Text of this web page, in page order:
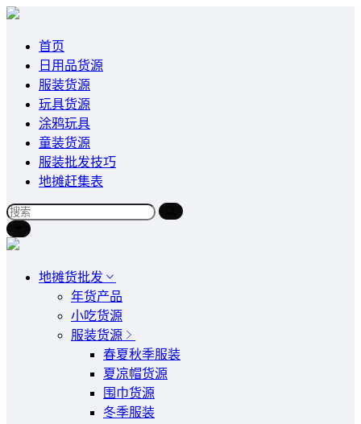
首页
日用品货源
服装货源
玩具货源
涂鸦玩具
童装货源
服装批发技巧
地摊赶集表
地摊货批发
年货产品
小吃货源
服装货源
春夏秋季服装
夏凉帽货源
围巾货源
冬季服装